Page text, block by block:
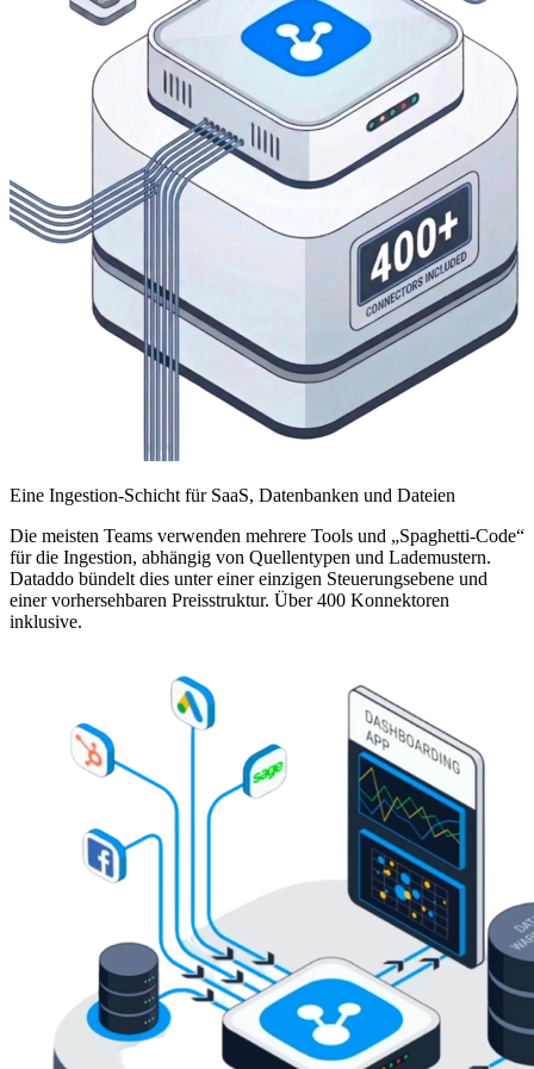
Eine Ingestion-Schicht für SaaS, Datenbanken und Dateien
Die meisten Teams verwenden mehrere Tools und „Spaghetti-Code“
für die Ingestion, abhängig von Quellentypen und Lademustern.
Dataddo bündelt dies unter einer einzigen Steuerungsebene und
einer vorhersehbaren Preisstruktur. Über 400 Konnektoren
inklusive.